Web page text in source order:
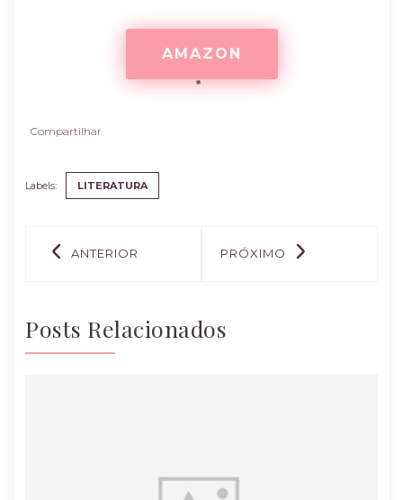
AMAZON
Compartilhar
Labels: LITERATURA
ANTERIOR PRÓXIMO
Posts Relacionados